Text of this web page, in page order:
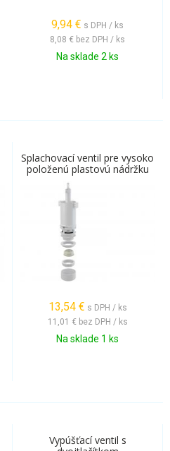
9,94 € s DPH / ks
8,08 € bez DPH / ks
Na sklade 2 ks
Splachovací ventil pre vysoko
položenú plastovú nádržku
13,54 € s DPH / ks
11,01 € bez DPH / ks
Na sklade 1 ks
Vypúšťací ventil s